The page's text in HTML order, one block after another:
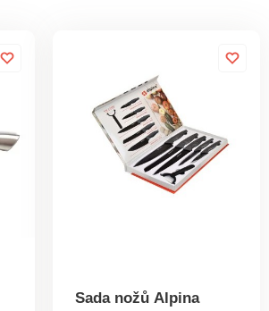
Sada nožů Alpina